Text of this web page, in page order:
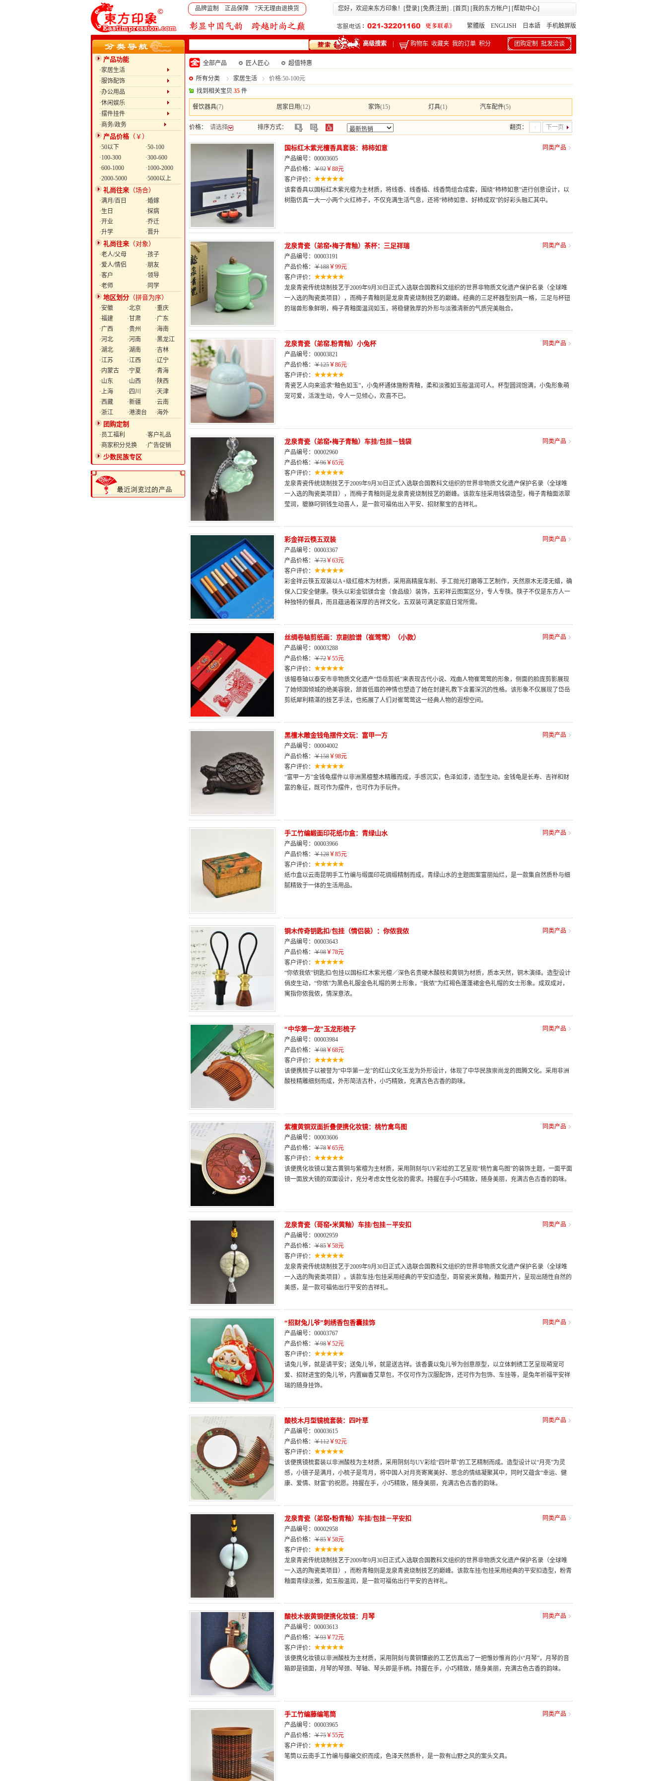
品牌监制 正品保障 7天无理由退换货 您好，欢迎来东方印象！[登录] [免费注册] . [首页] [我的东方帐户] [帮助中心]
繁體版 ENGLISH 日本語 手机触屏版
高级搜索 购物车 收藏夹 我的订单 积分 团购定制 批发洽谈
产品功能
·家居生活
·服饰配饰
·办公用品
·休闲娱乐
·摆件挂件
·商务/政务
产品价格（￥）
·50以下
·50-100
·100-300
·300-600
·600-1000
·1000-2000
·2000-5000
·5000以上
礼尚往来 （场合）
·满月/百日
·婚嫁
·生日
·探病
·开业
·乔迁
·升学
·晋升
礼尚往来 （对象）
·老人/父母
·孩子
·爱人/情侣
·朋友
·客户
·领导
·老师
·同学
地区划分 （拼音为序）
·安徽 ·北京
·重庆
·福建
·甘肃
·广东
·广西
·贵州
·海南
·河北
·河南
·黑龙江
·湖北
·湖南
·吉林
·江苏
·江西
·辽宁
·内蒙古
·宁夏
·青海
·山东
·山西
·陕西
·上海
·四川
·天津
·西藏
·新疆
·云南
·浙江
·港澳台 ·海外
团购定制
·员工福利
·客户礼品
·商家积分兑换
·广告促销
少数民族专区
全部产品 匠人匠心 超值特惠
所有分类 家居生活
价格:50-100元
找到相关宝贝 35 件
餐饮器具(7) 居家日用(12) 家饰(15) 灯具(1) 汽车配件(5)
价格： 请选择 排序方式： 翻页： 下一页
国标红木紫光檀香具套装：柿柿如意
同类产品
产品编号：00003605
产品价格： ￥92￥88元
客户评价：
该套香具以国标红木紫光檀为主材质，将线香、线香插、线香筒组合成套，围绕“柿柿如意”进行创意设计，以
树脂仿真一大一小两个火红柿子，不仅充满生活气息，还将“柿柿如意、好柿成双”的好彩头融汇其中。
龙泉青瓷（弟窑•梅子青釉）茶杯：三足祥瑞
同类产品
产品编号：00003191
产品价格： ￥188￥99元
客户评价：
龙泉青瓷传统烧制技艺于2009年9月30日正式入选联合国教科文组织的世界非物质文化遗产保护名录（全球唯
一入选的陶瓷类项目），而梅子青釉则是龙泉青瓷烧制技艺的巅峰。经典的三足杯器型别具一格，三足与杯钮
的瑞兽形象鲜明，梅子青釉面温润如玉，将稳健敦厚的外形与淡雅清新的气质完美融合。
龙泉青瓷（弟窑.粉青釉）小兔杯
同类产品
产品编号：00003821
产品价格： ￥125￥86元
客户评价：
青瓷艺人向来追求“釉色如玉”，小兔杯通体施粉青釉，柔和淡雅如玉般温润可人。杯型圆润饱满，小兔形象萌
宠可爱，活泼生动，令人一见倾心，欢喜不已。
龙泉青瓷（弟窑•梅子青釉）车挂/包挂－钱袋
同类产品
产品编号：00002960
产品价格： ￥96￥65元
客户评价：
龙泉青瓷传统烧制技艺于2009年9月30日正式入选联合国教科文组织的世界非物质文化遗产保护名录（全球唯
一入选的陶瓷类项目），而梅子青釉则是龙泉青瓷烧制技艺的巅峰。该款车挂采用钱袋造型，梅子青釉面浓翠
莹润，貔貅叼铜钱生动喜人，是一款可福佑出入平安、招财聚宝的吉祥礼。
彩金祥云筷五双装
同类产品
产品编号：00003367
产品价格： ￥73￥63元
客户评价：
彩金祥云筷五双装以A+级红檀木为材质，采用高精度车削、手工抛光打磨等工艺制作，天然原木无漆无蜡，确
保入口安全健康。筷头以彩金铝镁合金（食品级）装饰，五彩祥云图案区分，专人专筷。筷子不仅是东方人一
种独特的餐具，而且蕴涵着深厚的吉祥文化，五双装可满足家庭日常所需。
丝绸卷轴剪纸画：京剧脸谱（崔莺莺）（小款）
同类产品
产品编号：00003288
产品价格： ￥72￥55元
客户评价：
该幅卷轴以泰安市非物质文化遗产“岱岳剪纸”来表现古代小说、戏曲人物崔莺莺的形象，侧面的脸庞剪影展现
了她倾国倾城的绝美容貌，颔首低眉的神情也塑造了她在封建礼教下含蓄深沉的性格。该形象不仅展现了岱岳
剪纸犀利精湛的技艺手法，也拓展了人们对崔莺莺这一经典人物的遐想空间。
黑檀木雕金钱龟摆件文玩：富甲一方
同类产品
产品编号：00004002
产品价格： ￥158￥98元
客户评价：
“富甲一方”金钱龟摆件以非洲黑檀整木精雕而成，手感沉实，色泽如漆，造型生动。金钱龟是长寿、吉祥和财
富的象征，既可作为摆件，也可作为手玩件。
手工竹编緞面印花纸巾盒：青绿山水
同类产品
产品编号：00003966
产品价格： ￥128￥85元
客户评价：
纸巾盒以云南昆明手工竹编与缎面印花绸缎精制而成，青绿山水的主题图案富丽灿烂，是一款集自然质朴与细
腻精致于一体的生活用品。
铜木传奇钥匙扣/包挂（情侣装）：你侬我侬
同类产品
产品编号：00003643
产品价格： ￥98￥78元
客户评价：
“你侬我侬”钥匙扣/包挂以国标红木紫光檀／深色名贵硬木酸枝和黄铜为材质，质本天然，铜木演绎。造型设计
俏皮生动，“你侬”为黑色礼服金色礼帽的男士形象，“我侬”为红褐色蓬蓬裙金色礼帽的女士形象。成双成对，
寓指你侬我侬，情深意浓。
“中华第一龙”玉龙形梳子
同类产品
产品编号：00003984
产品价格： ￥98￥68元
客户评价：
该便携梳子以被誉为“中华第一龙”的红山文化玉龙为外形设计，体现了中华民族崇尚龙的图腾文化。采用非洲
酸枝精雕细刻而成，外形简洁古朴，小巧精致，充满古色古香的韵味。
紫檀黄铜双面折叠便携化妆镜：桃竹禽鸟图
同类产品
产品编号：00003606
产品价格： ￥78￥65元
客户评价：
该便携化妆镜以复古黄铜与紫檀为主材质，采用阴刻与UV彩绘的工艺呈现“桃竹禽鸟图”的装饰主题，一面平面
镜一面放大镜的双面设计，充分考虑女性化妆的需求。持握在手小巧精致，随身美丽，充满古色古香的韵味。
龙泉青瓷（哥窑•米黄釉）车挂/包挂－平安扣
同类产品
产品编号：00002959
产品价格： ￥85￥58元
客户评价：
龙泉青瓷传统烧制技艺于2009年9月30日正式入选联合国教科文组织的世界非物质文化遗产保护名录（全球唯
一入选的陶瓷类项目）。该款车挂/包挂采用经典的平安扣造型，哥窑瓷米黄釉，釉面开片，呈现出随性自然的
美感，是一款可福佑出行平安的吉祥礼。
“招财兔儿爷”刺绣香包香囊挂饰
同类产品
产品编号：00003767
产品价格： ￥98￥52元
客户评价：
请兔儿爷，就是请平安；送兔儿爷，就是送吉祥。该香囊以兔儿爷为创意原型，以立体刺绣工艺呈现萌宠可
爱、招财进宝的兔儿爷，内置幽香艾草包，不仅可作为汉服配饰，还可作为包饰、车挂等，是兔年祈福平安祥
瑞的随身挂饰。
酸枝木月型镜梳套装：四叶草
同类产品
产品编号：00003615
产品价格： ￥112￥92元
客户评价：
该便携镜梳套装以非洲酸枝为主材质，采用阴刻与UV彩绘“四叶草”的工艺精制而成。造型设计以“月亮”为灵
感，小镜子是满月，小梳子是弯月，将中国人对月亮寄寓美好、思念的情结凝聚其中，同时又蕴含“幸运、健
康、爱情、财富”的祝愿。持握在手，小巧精致，随身美丽，充满古色古香的韵味。
龙泉青瓷（弟窑•粉青釉）车挂/包挂－平安扣
同类产品
产品编号：00002958
产品价格： ￥85￥58元
客户评价：
龙泉青瓷传统烧制技艺于2009年9月30日正式入选联合国教科文组织的世界非物质文化遗产保护名录（全球唯
一入选的陶瓷类项目），而粉青釉则是龙泉青瓷烧制技艺的巅峰。该款车挂/包挂采用经典的平安扣造型，粉青
釉面青绿淡雅，如玉般温润，是一款可福佑出行平安的吉祥礼。
酸枝木嵌黄铜便携化妆镜：月琴
同类产品
产品编号：00003613
产品价格： ￥93￥72元
客户评价：
该便携化妆镜以非洲酸枝为主材质，采用阴刻与黄铜镶嵌的工艺仿真出了一把惟妙惟肖的小“月琴”，月琴的音
箱即是镜面，月琴的琴颈、琴轴、琴头即是手柄。持握在手，小巧精致，随身美丽，充满古色古香的韵味。
手工竹编藤编笔筒
同类产品
产品编号：00003965
产品价格： ￥75￥55元
客户评价：
笔筒以云南手工竹编与藤编交织而成，色泽天然质朴，是一款有山野之风的案头文具。